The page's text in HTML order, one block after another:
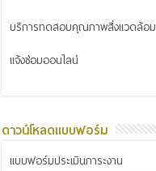
บริการทดสอบคุณภาพสิ่งแวดล้อม
แจ้งซ่อมออนไลน์
ดาวน์โหลดแบบฟอร์ม
แบบฟอร์มประเมินภาระงาน